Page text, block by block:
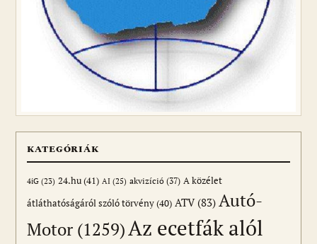
KATEGÓRIÁK
4iG (23) 24.hu(41) AI (25) akvizíció (37) A közélet
átláthatóságáról szóló törvény(40) ATV(83) Autó-
Motor (1259)Az ecetfák alól